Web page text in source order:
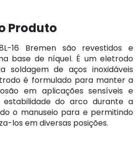
Produto
16 Bremen são revestidos e
base de níquel. É um eletrodo
soldagem de aços inoxidáveis
é formulado para manter a
em aplicações sensíveis e
do arco durante a
o manuseio para e permitindo
los em diversas posições.